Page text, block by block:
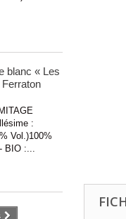
blanc « Les
:
Vol.)100%
BIO :...